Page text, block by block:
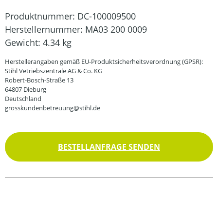
Produktnummer: DC-100009500
Herstellernummer: MA03 200 0009
Gewicht: 4.34 kg
Herstellerangaben gemäß EU-Produktsicherheitsverordnung (GPSR):
Stihl Vetriebszentrale AG & Co. KG
Robert-Bosch-Straße 13
64807 Dieburg
Deutschland
grosskundenbetreuung@stihl.de
BESTELLANFRAGE SENDEN